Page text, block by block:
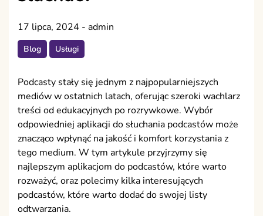
17 lipca, 2024 - admin
Blog Usługi
Podcasty stały się jednym z najpopularniejszych
mediów w ostatnich latach, oferując szeroki wachlarz
treści od edukacyjnych po rozrywkowe. Wybór
odpowiedniej aplikacji do słuchania podcastów może
znacząco wpłynąć na jakość i komfort korzystania z
tego medium. W tym artykule przyjrzymy się
najlepszym aplikacjom do podcastów, które warto
rozważyć, oraz polecimy kilka interesujących
podcastów, które warto dodać do swojej listy
odtwarzania.